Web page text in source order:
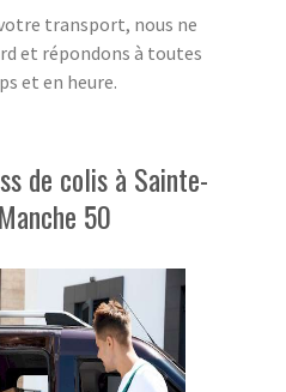
transport, nous ne
et répondons à toutes
et en heure.
de colis à Sainte-
50